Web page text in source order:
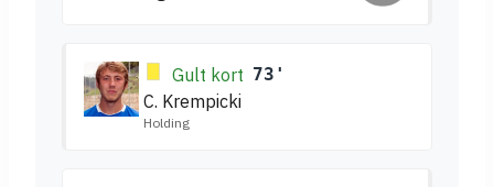
Gult kort 73'
C. Krempicki
Holding